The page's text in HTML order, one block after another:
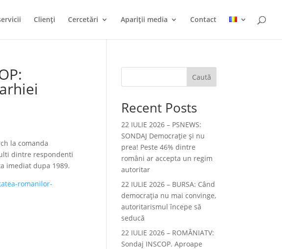
Clienți Cercetări Apariții media Contact
la comanda
dintre respondenti
imediat dupa 1989.
romanilor-
Caută
Recent Posts
22 IULIE 2026 – PSNEWS:
SONDAJ Democrație și nu
prea! Peste 46% dintre
români ar accepta un regim
autoritar
22 IULIE 2026 – BURSA: Când
democraţia nu mai convinge,
autoritarismul începe să
seducă
22 IULIE 2026 – ROMÂNIATV:
Sondaj INSCOP. Aproape